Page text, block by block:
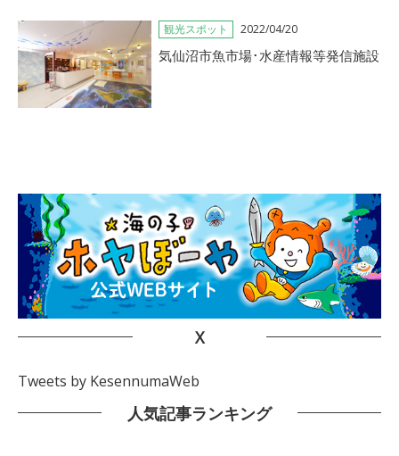
観光スポット 2022/04/20
気仙沼市魚市場･水産情報等発信施設
X
Tweets by KesennumaWeb
人気記事ランキング